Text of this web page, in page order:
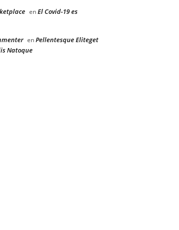
enEl Covid-19 es
enPellentesque Eliteget
Natoque